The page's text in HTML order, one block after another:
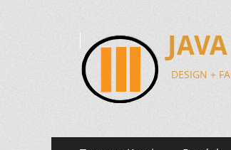
DESIGN +